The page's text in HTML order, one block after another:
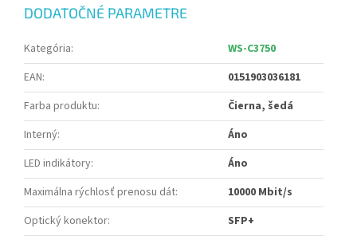
DODATOČNÉ PARAMETRE
Kategória:
WS-C3750
EAN:
0151903036181
Farba produktu:
Čierna, šedá
Interný:
Áno
LED indikátory:
Áno
Maximálna rýchlosť prenosu dát:
10000 Mbit/s
Optický konektor:
SFP+